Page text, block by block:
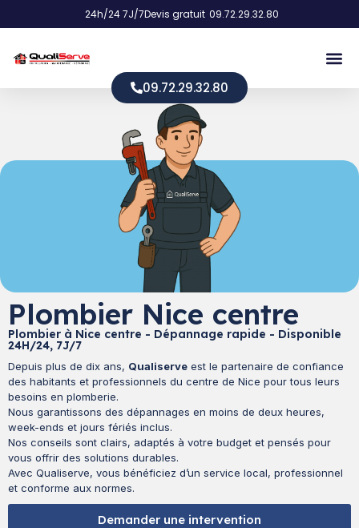
24h/24 7J/7Devis gratuit 09.72.29.32.80
09.72.29.32.80
Plombier Nice centre
Plombier à Nice centre - Dépannage rapide - Disponible
24H/24, 7J/7
Depuis plus de dix ans, Qualiserve est le partenaire de confiance
des habitants et professionnels du centre de Nice pour tous leurs
besoins en plomberie.
Nous garantissons des dépannages en moins de deux heures,
week-ends et jours fériés inclus.
Nos conseils sont clairs, adaptés à votre budget et pensés pour
vous offrir des solutions durables.
Avec Qualiserve, vous bénéficiez d’un service local, professionnel
et conforme aux normes.
Demander une intervention